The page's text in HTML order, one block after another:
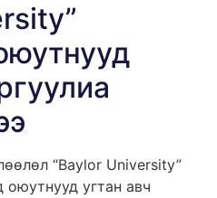
“Baylor University”
оюутнууд угтан авч